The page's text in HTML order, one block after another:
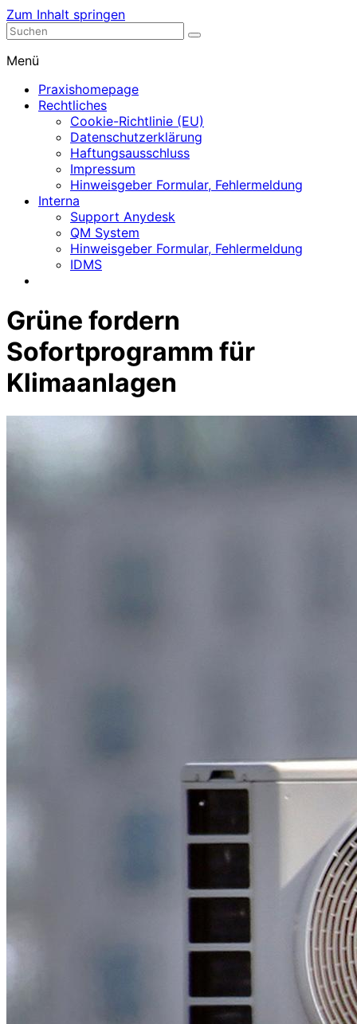
Zum Inhalt springen
Nephrologische Praxis mit Dialyse
Menü
Praxishomepage
Rechtliches
Cookie-Richtlinie (EU)
Datenschutzerklärung
Haftungsausschluss
Impressum
Hinweisgeber Formular, Fehlermeldung
Interna
Support Anydesk
QM System
Hinweisgeber Formular, Fehlermeldung
IDMS
Grüne fordern
Sofortprogramm für
Klimaanlagen